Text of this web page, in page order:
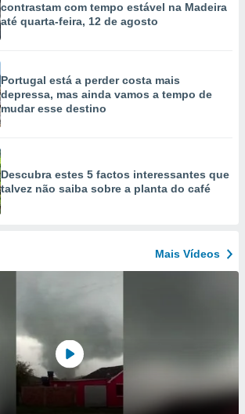
contrastam com tempo estável na Madeira
até quarta-feira, 12 de agosto
Portugal está a perder costa mais
depressa, mas ainda vamos a tempo de
mudar esse destino
Descubra estes 5 factos interessantes que
talvez não saiba sobre a planta do café
Mais Vídeos